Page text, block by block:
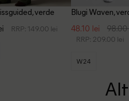
verde
RRP: 149.00 lei
Blugi Waven,
48.10 lei
RRP: 209.00 lei
W24